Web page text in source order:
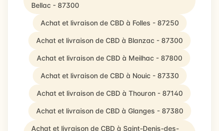
Bellac - 87300
Achat et livraison de CBD à Folles - 87250
Achat et livraison de CBD à Blanzac - 87300
Achat et livraison de CBD à Meilhac - 87800
Achat et livraison de CBD à Nouic - 87330
Achat et livraison de CBD à Thouron - 87140
Achat et livraison de CBD à Glanges - 87380
Achat et livraison de CBD à Saint-Denis-des-